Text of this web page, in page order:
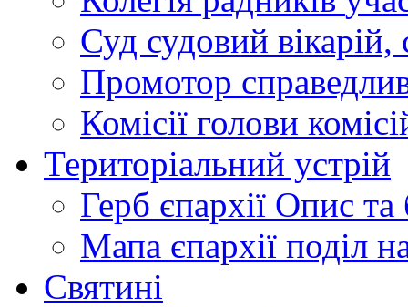
Суд судовий вікарій,
Промотор
Комісії голови
Територіальний устрій
Герб єпархії Опис та
Мапа єпархії поділ
Святині